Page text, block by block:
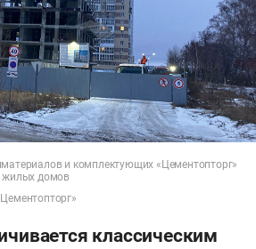
и комплектующих «Цементопторг»
жилых домов
классическим